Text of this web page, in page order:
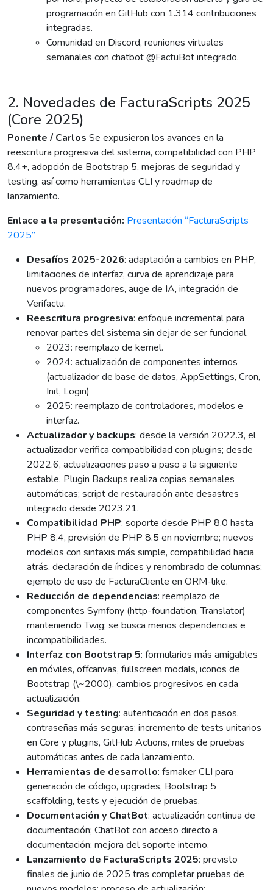
programación en GitHub con 1.314 contribuciones
integradas.
Comunidad en Discord, reuniones virtuales
semanales con chatbot @FactuBot integrado.
2. Novedades de FacturaScripts 2025
(Core 2025)
Ponente / Carlos Se expusieron los avances en la
reescritura progresiva del sistema, compatibilidad con PHP
8.4+, adopción de Bootstrap 5, mejoras de seguridad y
testing, así como herramientas CLI y roadmap de
lanzamiento.
Enlace a la presentación: Presentación “FacturaScripts
2025”
Desafíos 2025-2026: adaptación a cambios en PHP,
limitaciones de interfaz, curva de aprendizaje para
nuevos programadores, auge de IA, integración de
Verifactu.
Reescritura progresiva: enfoque incremental para
renovar partes del sistema sin dejar de ser funcional.
2023: reemplazo de kernel.
2024: actualización de componentes internos
(actualizador de base de datos, AppSettings, Cron,
Init, Login)
2025: reemplazo de controladores, modelos e
interfaz.
Actualizador y backups: desde la versión 2022.3, el
actualizador verifica compatibilidad con plugins; desde
2022.6, actualizaciones paso a paso a la siguiente
estable. Plugin Backups realiza copias semanales
automáticas; script de restauración ante desastres
integrado desde 2023.21.
Compatibilidad PHP: soporte desde PHP 8.0 hasta
PHP 8.4, previsión de PHP 8.5 en noviembre; nuevos
modelos con sintaxis más simple, compatibilidad hacia
atrás, declaración de índices y renombrado de columnas;
ejemplo de uso de FacturaCliente en ORM-like.
Reducción de dependencias: reemplazo de
componentes Symfony (http-foundation, Translator)
manteniendo Twig; se busca menos dependencias e
incompatibilidades.
Interfaz con Bootstrap 5: formularios más amigables
en móviles, offcanvas, fullscreen modals, iconos de
Bootstrap (\~2000), cambios progresivos en cada
actualización.
Seguridad y testing: autenticación en dos pasos,
contraseñas más seguras; incremento de tests unitarios
en Core y plugins, GitHub Actions, miles de pruebas
automáticas antes de cada lanzamiento.
Herramientas de desarrollo: fsmaker CLI para
generación de código, upgrades, Bootstrap 5
scaffolding, tests y ejecución de pruebas.
Documentación y ChatBot: actualización continua de
documentación; ChatBot con acceso directo a
documentación; mejora del soporte interno.
Lanzamiento de FacturaScripts 2025: previsto
finales de junio de 2025 tras completar pruebas de